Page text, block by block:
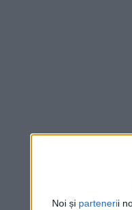
Noi și partenerii